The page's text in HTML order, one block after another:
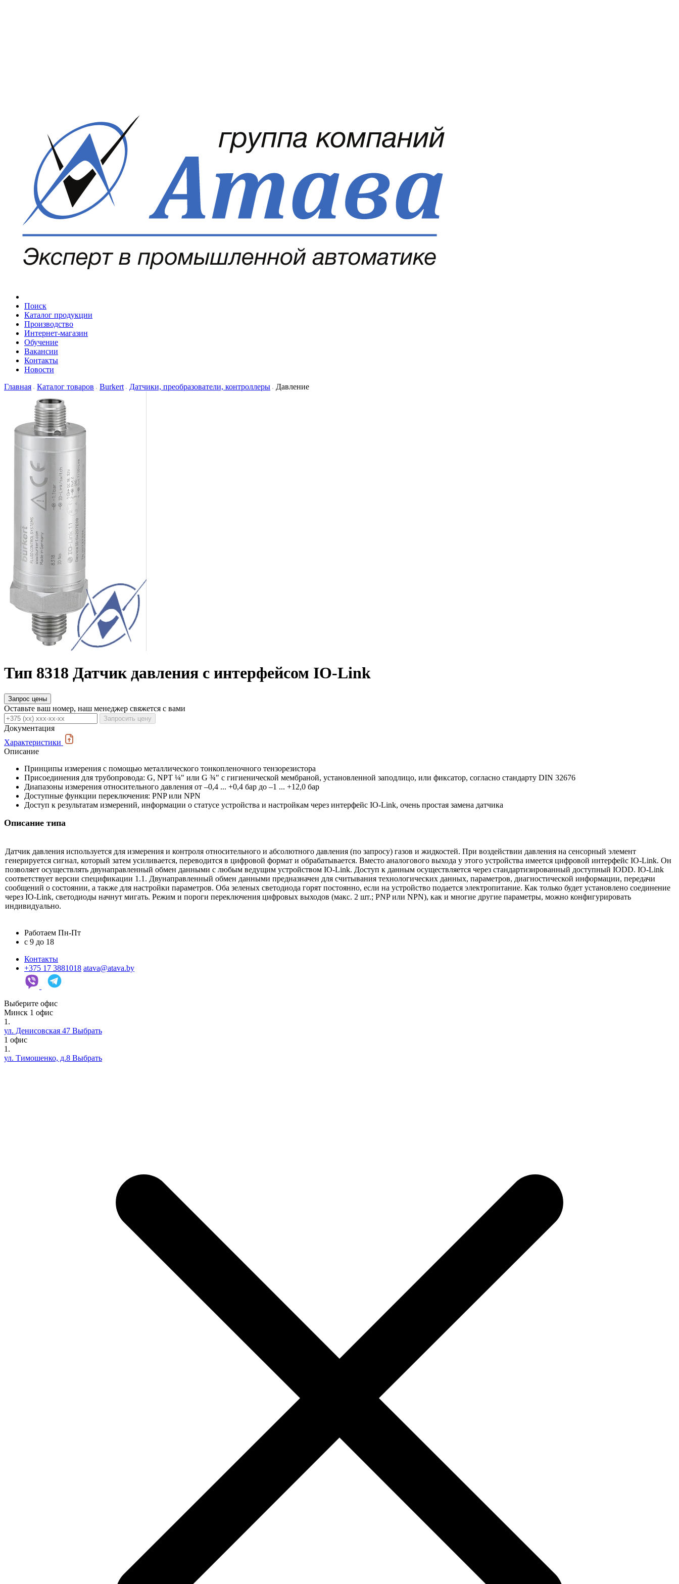
Поиск
Каталог продукции
Производство
Интернет-магазин
Обучение
Вакансии
Контакты
Новости
Главная
Каталог товаров Burkert Датчики, преобразователи, контроллеры Давление
Тип 8318 Датчик давления с интерфейсом IO-Link
Запрос цены
Оставьте ваш номер, наш менеджер свяжется с вами
Запросить цену
Документация
Характеристики
Описание
Принципы измерения с помощью металлического тонкопленочного тензорезистора
Присоединения для трубопровода: G, NPT ¼" или G ¾" с гигиенической мембраной, установленной заподлицо, или фиксатор, согласно стандарту DIN 32676
Диапазоны измерения относительного давления от –0,4 ... +0,4 бар до –1 ... +12,0 бар
Доступные функции переключения: PNP или NPN
Доступ к результатам измерений, информации о статусе устройства и настройкам через интерфейс IO-Link, очень простая замена датчика
Описание типа
Датчик давления используется для измерения и контроля относительного и абсолютного давления (по запросу) газов и жидкостей. При воздействии давления на сенсорный элемент
генерируется сигнал, который затем усиливается, переводится в цифровой формат и обрабатывается. Вместо аналогового выхода у этого устройства имеется цифровой интерфейс IO-Link. Он
позволяет осуществлять двунаправленный обмен данными с любым ведущим устройством IO-Link. Доступ к данным осуществляется через стандартизированный доступный IODD. IO-Link
соответствует версии спецификации 1.1. Двунаправленный обмен данными предназначен для считывания технологических данных, параметров, диагностической информации, передачи
сообщений о состоянии, а также для настройки параметров. Оба зеленых светодиода горят постоянно, если на устройство подается электропитание. Как только будет установлено соединение
через IO-Link, светодиоды начнут мигать. Режим и пороги переключения цифровых выходов (макс. 2 шт.; PNP или NPN), как и многие другие параметры, можно конфигурировать
индивидуально.
Работаем Пн-Пт
c 9 до 18
Контакты
+375 17 3881018 atava@atava.by
Выберите офис
Минск 1 офис
1.
ул. Денисовская 47 Выбрать
1 офис
1.
ул. Тимошенко, д.8 Выбрать